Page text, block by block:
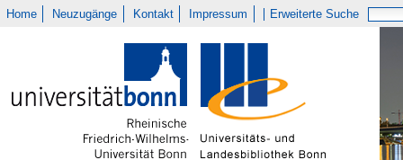
Home Neuzugänge Kontakt Impressum Erweiterte Suche